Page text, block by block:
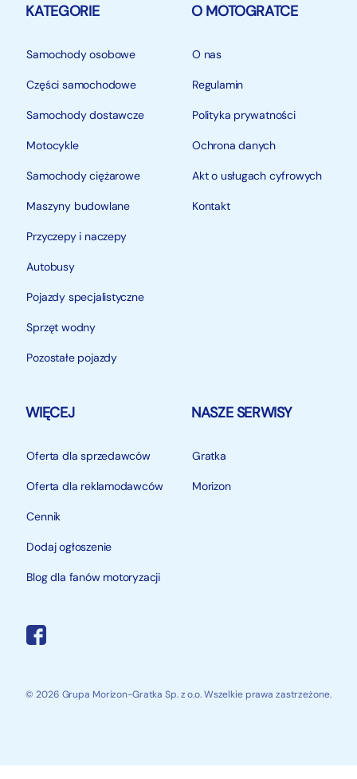
KATEGORIE
Samochody osobowe
Części samochodowe
Samochody dostawcze
Motocykle
Samochody ciężarowe
Maszyny budowlane
Przyczepy i naczepy
Autobusy
Pojazdy specjalistyczne
Sprzęt wodny
Pozostałe pojazdy
O MOTOGRATCE
O nas
Regulamin
Polityka prywatności
Ochrona danych
Akt o usługach cyfrowych
Kontakt
WIĘCEJ
Oferta dla sprzedawców
Oferta dla reklamodawców
Cennik
Dodaj ogłoszenie
Blog dla fanów motoryzacji
NASZE SERWISY
Gratka
Morizon
© 2026 Grupa Morizon-Gratka Sp. z o.o. Wszelkie prawa zastrzeżone.